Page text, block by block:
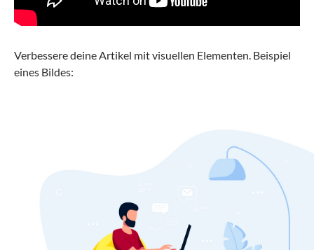
Verbessere deine Artikel mit visuellen Elementen. Beispiel
eines Bildes: